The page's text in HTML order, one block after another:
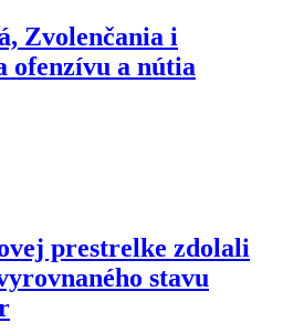
Zvolenčania i
ofenzívu a nútia
prestrelke zdolali
stavu